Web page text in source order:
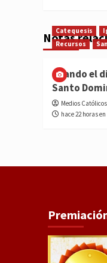
Notas
Catequesis
Recursos
Cuando el
Santo
Medios Católicos
hace 22 horas